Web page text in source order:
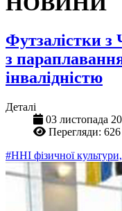
Футзалістки
з
інвалідністю
Деталі
03 листопада
Перегляди: 626
#ННІ фізичної